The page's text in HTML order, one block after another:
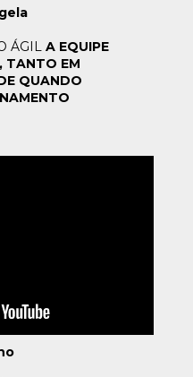
ÁGIL A EQUIPE
TANTO EM
QUANDO